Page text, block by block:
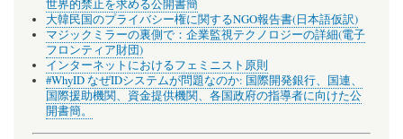
世界的禁止を求める公開書簡
大韓民国のプライバシー権に関するNGO報告書(日本語仮訳)
マジックミラーの裏側で：企業監視テクノロジーの詳細(電子
フロンティア財団)
インターネットにおけるフェミニスト原則
#WhyID なぜIDシステムが問題なのか: 国際開発銀行、国連、
国際援助機関、資金提供機関、各国政府の指導者に向けた公
開書簡。